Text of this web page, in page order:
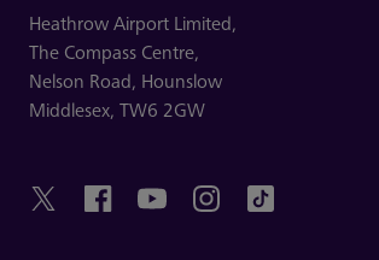
Heathrow Airport Limited,
The Compass Centre,
Nelson Road, Hounslow
Middlesex, TW6 2GW